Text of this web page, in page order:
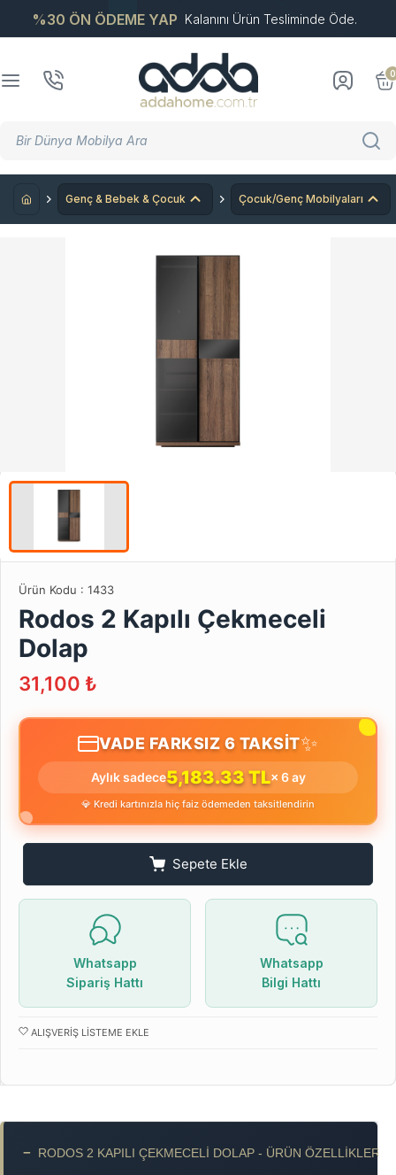
%30 ÖN ÖDEME YAP Kalanını Ürün Tesliminde Öde.
0
Genç & Bebek & Çocuk Çocuk/Genç Mobilyaları
Ürün Kodu : 1433
Rodos 2 Kapılı Çekmeceli
Dolap
31,100 ₺
VADE FARKSIZ 6 TAKSİT✨
Aylık sadece5,183.33 TL× 6 ay
💎 Kredi kartınızla hiç faiz ödemeden taksitlendirin
Sepete Ekle
Whatsapp
Sipariş Hattı
Whatsapp
Bilgi Hattı
ALIŞVERIŞ LISTEME EKLE
− RODOS 2 KAPILI ÇEKMECELI DOLAP - ÜRÜN ÖZELLIKLERI